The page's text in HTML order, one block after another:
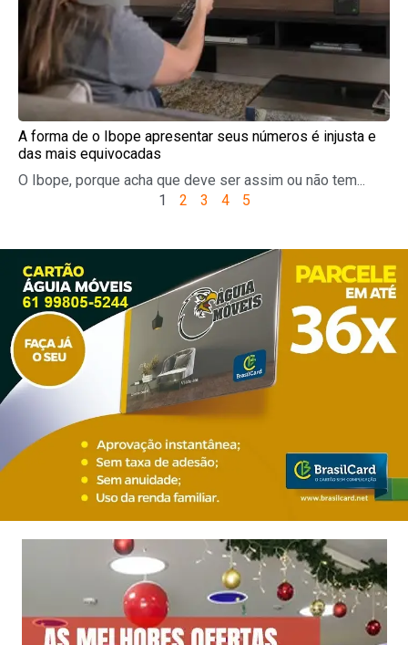
A forma de o Ibope apresentar seus números é injusta e
das mais equivocadas
O Ibope, porque acha que deve ser assim ou não tem...
1 2 3 4 5